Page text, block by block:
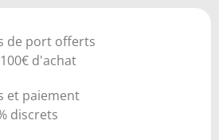
de port offerts
d'achat
et paiement
discrets